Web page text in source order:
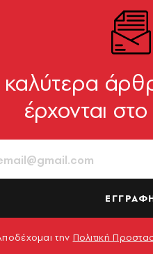
έρχονται
την Πολιτική